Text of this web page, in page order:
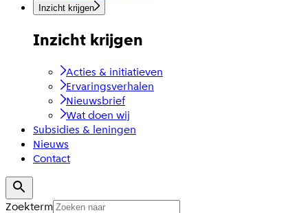
Inzicht krijgen
Inzicht krijgen
Acties & initiatieven
Ervaringsverhalen
Nieuwsbrief
Wat doen wij
Subsidies & leningen
Nieuws
Contact
Zoekterm